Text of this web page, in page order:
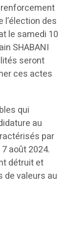
l’élection des
le samedi 10
SHABANI
seront
ces actes
qui
au
par
août 2024.
détruit et
de valeurs au